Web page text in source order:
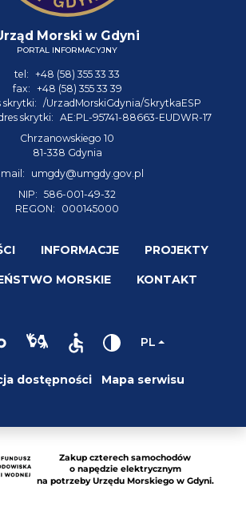
Morski w Gdyni
PORTAL INFORMACYJNY
tel: +48 (58) 355 33 33
fax: +48 (58) 355 33 39
skrytki:
/UrzadMorskiGdynia/SkrytkaESP
skrytki:
AE:PL-95741-88663-EUDWR-17
Chrzanowskiego 10
81-338 Gdynia
umgdy@umgdy.gov.pl
NIP: 586-001-49-32
REGON:
000145000
INFORMACJE PROJEKTY
MORSKIE KONTAKT
PL
dostępności Mapa serwisu